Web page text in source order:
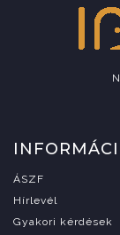
ÁSZF
Hírlevél
Gyakori kérdések